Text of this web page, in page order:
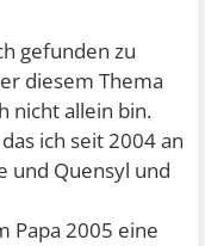
gefunden zu
diesem Thema
nicht allein bin.
ich seit 2004 an
und Quensyl und
Papa 2005 eine